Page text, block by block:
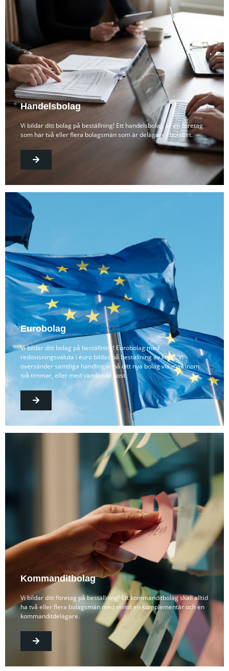
Handelsbolag
Vi bildar ditt bolag på beställning! Ett handelsbolag är ett företag
som har två eller flera bolagsmän som är delägare i bolaget.
Eurobolag
Vi bildar ditt bolag på beställning! Eurobolag med
redovisningsvaluta i euro bildas på beställning av kund. Vi
översänder samtliga handlingar på ditt nya bolag via mail inom
två timmar, eller med vändande post.
Kommanditbolag
Vi bildar ditt företag på beställning! Ett kommanditbolag skall alltid
ha två eller flera bolagsmän med minst en komplementär och en
kommanditdelägare.